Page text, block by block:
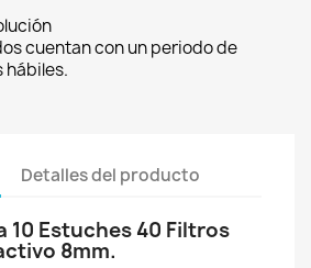
cuentan con un periodo de
hábiles.
Detalles del producto
Estuches 40 Filtros
8mm.